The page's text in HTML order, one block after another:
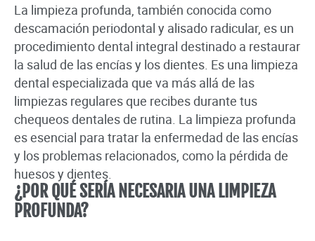
La limpieza profunda, también conocida como
descamación periodontal y alisado radicular, es un
procedimiento dental integral destinado a restaurar
la salud de las encías y los dientes. Es una limpieza
dental especializada que va más allá de las
limpiezas regulares que recibes durante tus
chequeos dentales de rutina. La limpieza profunda
es esencial para tratar la enfermedad de las encías
y los problemas relacionados, como la pérdida de
huesos y dientes.
¿POR QUÉ SERÍA NECESARIA UNA LIMPIEZA
PROFUNDA?